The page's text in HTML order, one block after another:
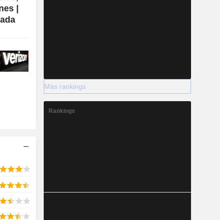
145.681
1,46 %
4,63 %
22.024
|
Más rankings
Rankings